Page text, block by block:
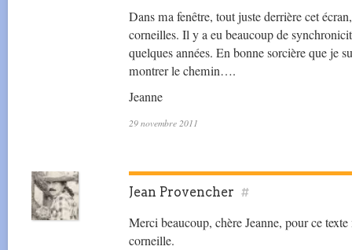
Dans ma fenêtre, tout juste derrière cet
corneilles. Il y a eu beaucoup de
quelques années. En bonne sorcière que je
montrer le chemin….
Jeanne
29 novembre 2011
Jean Provencher #
Merci beaucoup, chère Jeanne, pour ce
corneille.